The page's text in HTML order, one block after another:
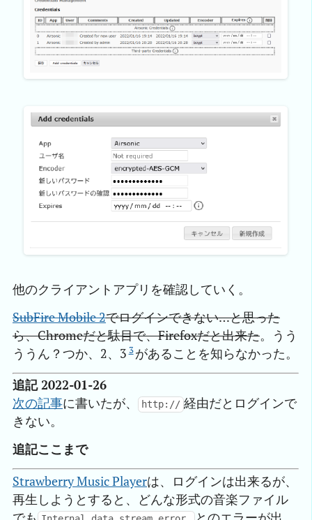
他のクライアントアプリを確認していく。
SubFire Mobile 2でログインできない…と思った
ら、Chromeだと駄目で、Firefoxだと出来た。うう
ううん？つか、2、3 3があることを知らなかった。
追記 2022-01-26
次の記事に書いたが、 http:// 経由だとログインで
きない。
追記ここまで
Strawberry Music Playerは、ログインは出来るが、
再生しようとすると、どんな形式の音楽ファイル